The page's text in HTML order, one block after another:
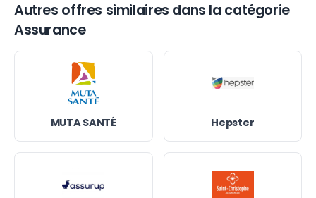
Autres offres similaires dans la catégorie
Assurance
MUTA SANTÉ Hepster